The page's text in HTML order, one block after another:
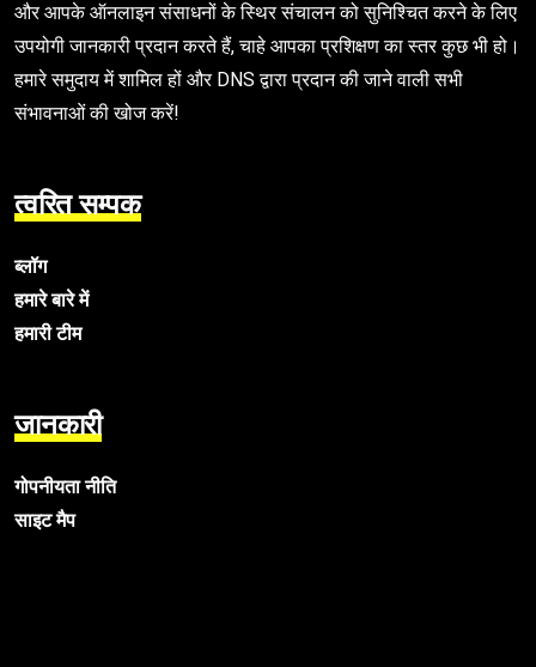
और आपके ऑनलाइन संसाधनों के स्थिर संचालन को सुनिश्चित करने के लिए
उपयोगी जानकारी प्रदान करते हैं, चाहे आपका प्रशिक्षण का स्तर कुछ भी हो।
हमारे समुदाय में शामिल हों और DNS द्वारा प्रदान की जाने वाली सभी
संभावनाओं की खोज करें!
त्वरित सम्पक
ब्लॉग
हमारे बारे में
हमारी टीम
जानकारी
गोपनीयता नीति
साइट मैप